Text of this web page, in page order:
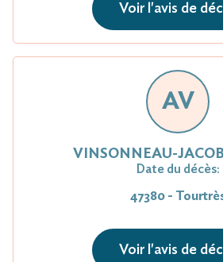
Voir l'avis de
AV
VINSONNEAU-
Date du décès:
47380 -
Voir l'avis de